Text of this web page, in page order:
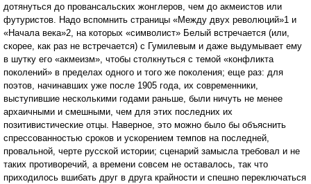
дотянуться до провансальских жонглеров, чем до акмеистов или
футуристов. Надо вспомнить страницы «Между двух революций»1 и
«Начала века»2, на которых «символист» Белый встречается (или,
скорее, как раз не встречается) с Гумилевым и даже выдумывает ему
в шутку его «акмеизм», чтобы столкнуться с темой «конфликта
поколений» в пределах одного и того же поколения; еще раз: для
поэтов, начинавших уже после 1905 года, их современники,
выступившие несколькими годами раньше, были ничуть не менее
архаичными и смешными, чем для этих последних их
позитивистические отцы. Наверное, это можно было бы объяснить
спрессованностью сроков и ускорением темпов на последней,
провальной, черте русской истории; сценарий замысла требовал и не
таких противоречий, а времени совсем не оставалось, так что
приходилось вшибать друг в друга крайности и спешно переключаться